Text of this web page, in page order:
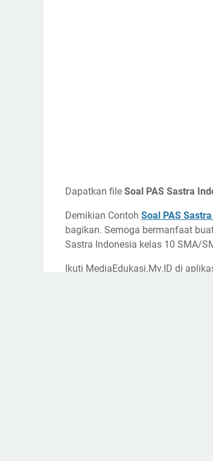
Dapatkan file Soal PAS Sastra
Demikian Contoh Soal PAS
bagikan. Semoga bermanfaat
Sastra Indonesia kelas 10 SMA/
Ikuti MediaEdukasi.My.ID di